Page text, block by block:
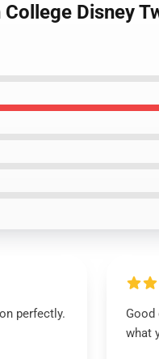
Disney
perfectly.
what